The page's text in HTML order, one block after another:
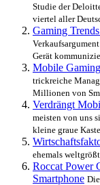
Studie der
viertel aller
Gaming
Gerät
Mobile
trickreiche
Millionen von
Verdrängt
meisten von uns
kleine graue
ehemals
Roccat Power
Smartphone